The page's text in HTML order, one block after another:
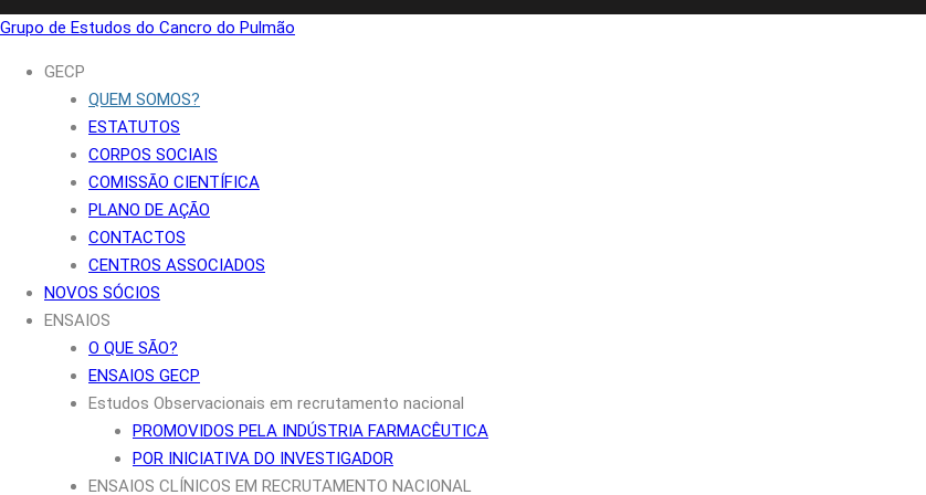
Grupo de Estudos do Cancro do Pulmão
GECP
QUEM SOMOS?
ESTATUTOS
CORPOS SOCIAIS
COMISSÃO CIENTÍFICA
PLANO DE AÇÃO
CONTACTOS
CENTROS ASSOCIADOS
NOVOS SÓCIOS
ENSAIOS
O QUE SÃO?
ENSAIOS GECP
Estudos Observacionais em recrutamento nacional
PROMOVIDOS PELA INDÚSTRIA FARMACÊUTICA
POR INICIATIVA DO INVESTIGADOR
ENSAIOS CLÍNICOS EM RECRUTAMENTO NACIONAL